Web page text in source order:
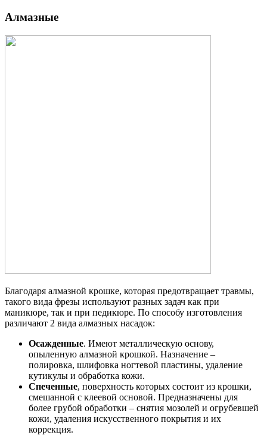
Алмазные
Благодаря алмазной крошке, которая предотвращает травмы,
такого вида фрезы используют разных задач как при
маникюре, так и при педикюре. По способу изготовления
различают 2 вида алмазных насадок:
Осажденные. Имеют металлическую основу,
опыленную алмазной крошкой. Назначение –
полировка, шлифовка ногтевой пластины, удаление
кутикулы и обработка кожи.
Спеченные, поверхность которых состоит из крошки,
смешанной с клеевой основой. Предназначены для
более грубой обработки – снятия мозолей и огрубевшей
кожи, удаления искусственного покрытия и их
коррекция.